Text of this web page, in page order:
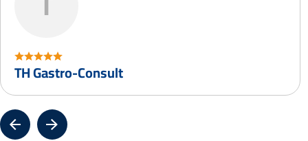
TH Gastro-Consult